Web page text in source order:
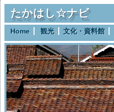
たかはし☆ナビ
Home 観光 文化・資料館